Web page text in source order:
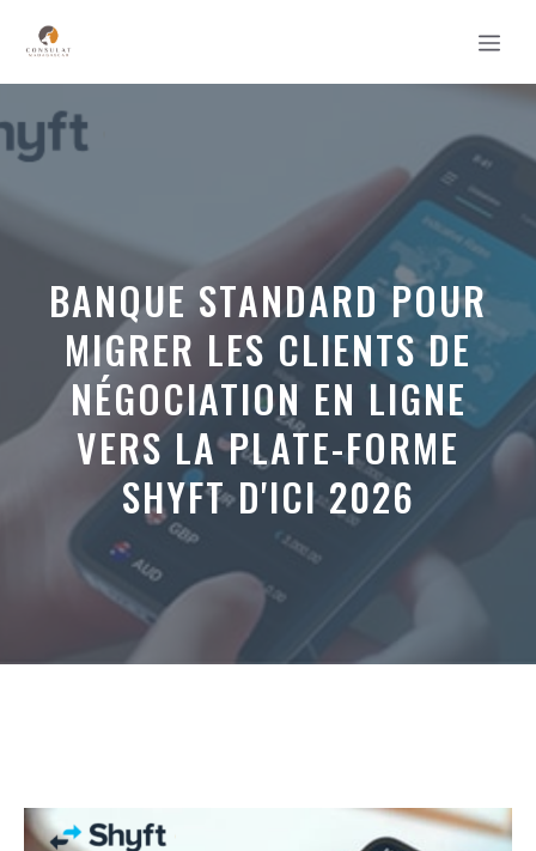
contenu
BANQUE STANDARD POUR
MIGRER LES CLIENTS DE
NÉGOCIATION EN LIGNE
VERS LA PLATE-FORME
SHYFT D'ICI 2026